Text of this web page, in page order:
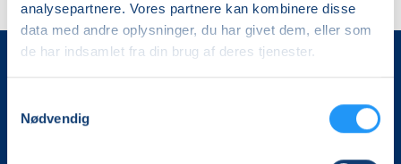
analysepartnere. Vores partnere kan kombinere disse
data med andre oplysninger, du har givet dem, eller som
de har indsamlet fra din brug af deres tjenester.
Nødvendig
LOF Holbæk-Lejre
4300 Holbæk